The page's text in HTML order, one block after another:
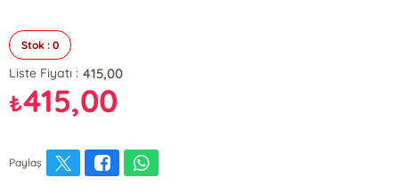
Stok : 0
Liste Fiyatı : 415,00
₺415,00
Paylaş